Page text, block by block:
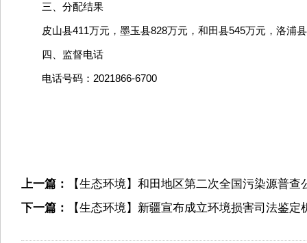
三、分配结果
皮山县411万元，墨玉县828万元，和田县545万元，洛浦
四、监督电话
电话号码：2021866-6700
上一篇：
【生态环境】和田地区第二次全国污染源普
下一篇：
【生态环境】新疆宣布成立环境损害司法鉴